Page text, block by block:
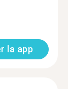
la app